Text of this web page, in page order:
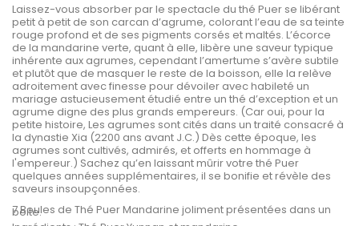
Laissez-vous absorber par le spectacle du thé Puer se libérant
petit à petit de son carcan d’agrume, colorant l’eau de sa teinte
rouge profond et de ses pigments corsés et maltés. L’écorce
de la mandarine verte, quant à elle, libère une saveur typique
inhérente aux agrumes, cependant l’amertume s’avère subtile
et plutôt que de masquer le reste de la boisson, elle la relève
adroitement avec finesse pour dévoiler avec habileté un
mariage astucieusement étudié entre un thé d’exception et un
agrume digne des plus grands empereurs. (Car oui, pour la
petite histoire, Les agrumes sont cités dans un traité consacré à
la dynastie Xia (2200 ans avant J.C.) Dès cette époque, les
agrumes sont cultivés, admirés, et offerts en hommage à
l'empereur.) Sachez qu’en laissant mûrir votre thé Puer
quelques années supplémentaires, il se bonifie et révèle des
saveurs insoupçonnées.
7 Boules de Thé Puer Mandarine joliment présentées dans un
boite.